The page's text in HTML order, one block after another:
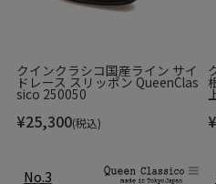
クインクラシコ国産ライン サイ
ドレース スリッポン QueenClas
sico 250050
¥25,300(税込) ¥